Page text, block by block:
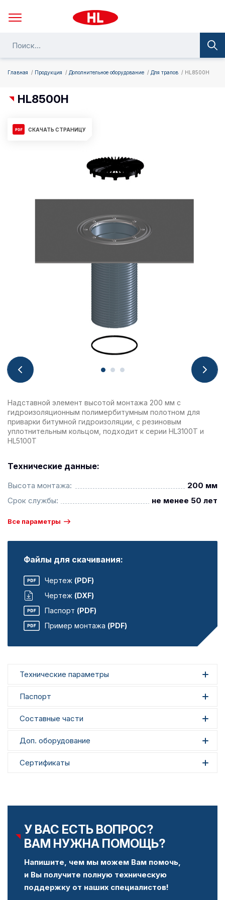
Главная Продукция Дополнительное оборудование Для трапов HL8500H
HL8500H
СКАЧАТЬ СТРАНИЦУ
Надставной элемент высотой монтажа 200 мм с
гидроизоляционным полимербитумным полотном для
приварки битумной гидроизоляции, с резиновым
уплотнительным кольцом, подходит к серии HL3100T и
HL5100T
Технические данные:
Высота монтажа:
200 мм
Срок службы:
не менее 50 лет
Все параметры
Файлы для скачивания:
Чертеж (PDF)
Чертеж (DXF)
Паспорт (PDF)
Пример монтажа (PDF)
Технические параметры
Паспорт
Составные части
Доп. оборудование
Сертификаты
У ВАС ЕСТЬ ВОПРОС?
ВАМ НУЖНА ПОМОЩЬ?
Напишите, чем мы можем Вам помочь,
и Вы получите полную техническую
поддержку от наших специалистов!